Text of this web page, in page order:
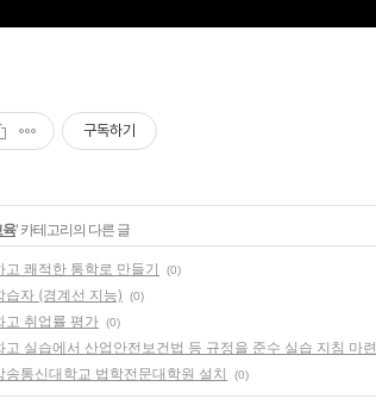
구독하기
' 카테고리의 다른 글
고 쾌적한 통학로 만들기 (0)
습자 (경계선 지능) (0)
고 취업률 평가 (0)
고 실습에서 산업안전보건법 등 규정을 준수 실습 지침 마련
송통신대학교 법학전문대학원 설치 (0)